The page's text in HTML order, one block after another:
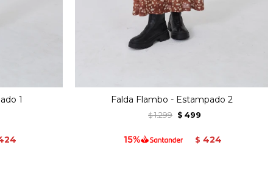
1 Falda Flambo - Estampado 2
$ 1.299 $ 499
$ 424